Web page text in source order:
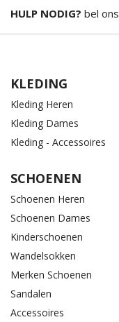
HULP NODIG? bel ons
KLEDING
Kleding Heren
Kleding Dames
Kleding - Accessoires
SCHOENEN
Schoenen Heren
Schoenen Dames
Kinderschoenen
Wandelsokken
Merken Schoenen
Sandalen
Accessoires